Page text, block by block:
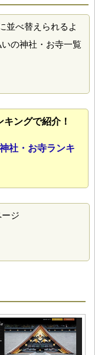
並べ替えられるよ
の神社・お寺一覧
ングで紹介！
社・お寺ランキ
ジ